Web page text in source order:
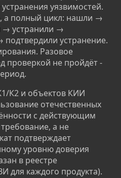
уязвимостей.
а полный цикл: нашли →
→ устранили →
устранение.
Разовое
проверкой не пройдёт -
К2 и объектов КИИ
отечественных
с действующим
а не
подтверждает
уровню доверия
в реестре
для каждого продукта).